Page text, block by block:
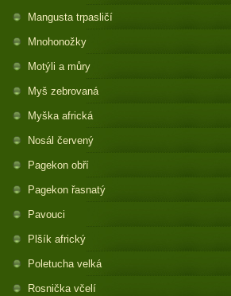
Mangusta trpasličí
Mnohonožky
Motýli a můry
Myš zebrovaná
Myška africká
Nosál červený
Pagekon obří
Pagekon řasnatý
Pavouci
Plšík africký
Poletucha velká
Rosnička včelí